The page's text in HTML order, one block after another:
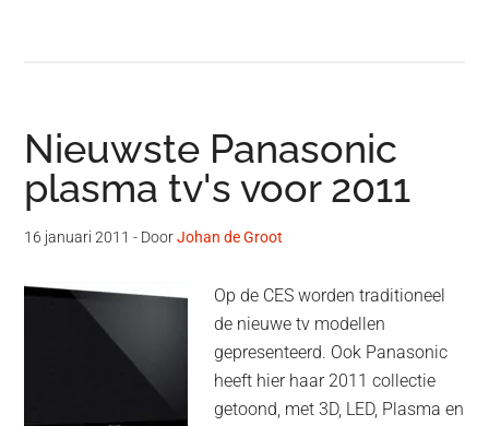
Nieuwste Panasonic
plasma tv's voor 2011
16 januari 2011 - DoorJohan de Groot
Op de CES worden traditioneel
de nieuwe tv modellen
gepresenteerd. Ook Panasonic
heeft hier haar 2011 collectie
getoond, met 3D, LED, Plasma en